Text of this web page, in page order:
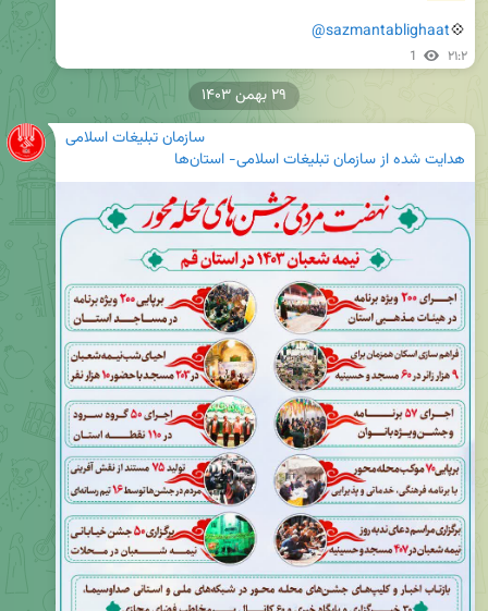
💠
@sazmantablighaat
1 ۲۱:۲
سازمان تبلیغات اسلامی
هدایت شده ازسازمان تبلیغات اسلامی- استان‌ها
۲۹ بهمن ۱۴۰۳